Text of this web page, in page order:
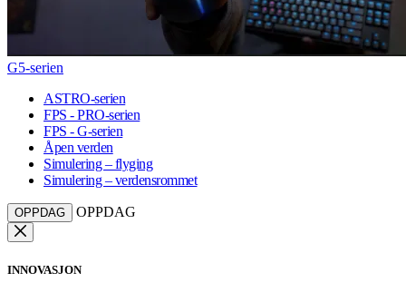
G5-serien
ASTRO-serien
FPS - PRO-serien
FPS - G-serien
Åpen verden
Simulering – flyging
Simulering – verdensrommet
OPPDAG OPPDAG
INNOVASJON